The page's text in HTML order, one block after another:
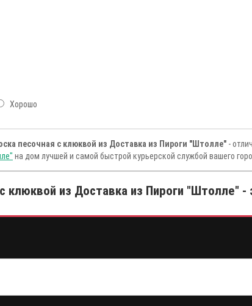
Хорошо
песочная с клюквой из Доставка из Пироги "Штолле" -
на дом лучшей и самой быстрой курьерской службой вашего
клюквой из Доставка из Пироги "Штолле"